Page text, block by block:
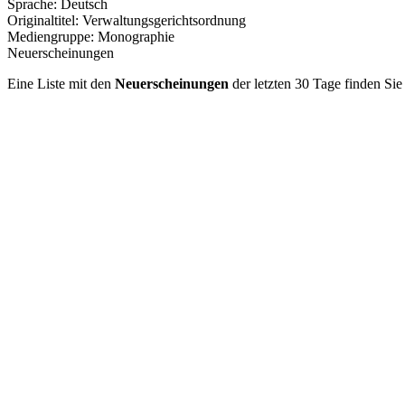
Sprache: Deutsch
Originaltitel: Verwaltungsgerichtsordnung
Mediengruppe: Monographie
Neuerscheinungen
Eine Liste mit den Neuerscheinungen der letzten 30 Tage finden Sie